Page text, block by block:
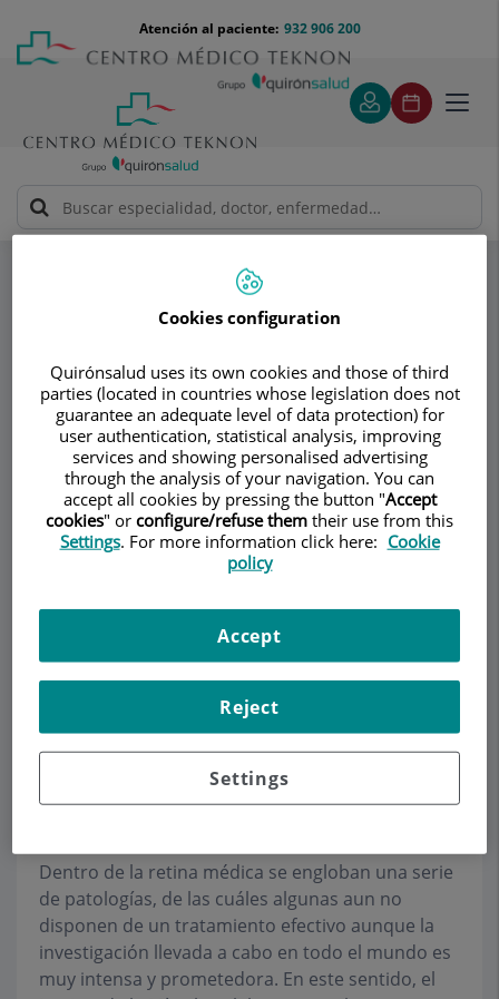
contenido
Menú
teléfono
cabecera
932 906 200
Atención al paciente:
Especialidades Dr. Jordi Monés Carilla
Retina
Dr. Jordi Monés
Carilla
OFTALMOLOGÍA
EquipoContacto
Retina médica
Dentro de la retina médica se engloban una serie
de patologías, de las cuáles algunas aun no
disponen de un tratamiento efectivo aunque la
investigación llevada a cabo en todo el mundo es
muy intensa y prometedora. En este sentido, el
Cookies configuration
Quirónsalud uses its own cookies and those of third
parties (located in countries whose legislation does not
guarantee an adequate level of data protection) for
user authentication, statistical analysis, improving
services and showing personalised advertising
through the analysis of your navigation. You can
accept all cookies by pressing the button "Accept
cookies" or configure/refuse them their use from this
Settings. For more information click here: Cookie
policy
Settings
Reject
Accept